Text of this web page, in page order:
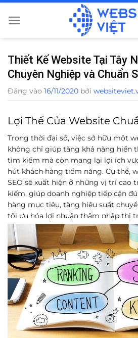
qua
Thiết Kế Website Tại Tây
Chuyên Nghiệp và Chuẩn
Đăng vào 16/11/2020 bởi
Lợi Thế Của Website
Trong thời đại số, việc sở hữu một
không chỉ giúp tăng khả năng hiển
tìm kiếm mà còn mang lại lợi ích
hút khách hàng tiềm năng. Cụ thể,
SEO sẽ xuất hiện ở những vị trí cao
kiếm, giúp doanh nghiệp tiếp cận
hàng mục tiêu, tăng hiệu suất
tối ưu hóa lợi nhuận thâm nhập thị